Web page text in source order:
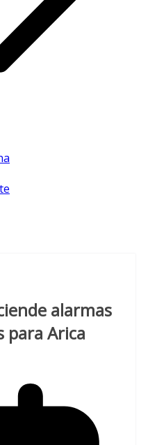
alarmas
para Arica